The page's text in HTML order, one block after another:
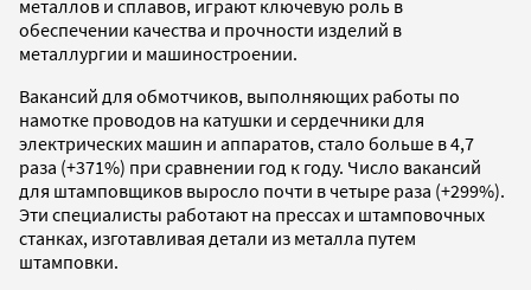
металлов и сплавов, играют ключевую роль в
обеспечении качества и прочности изделий в
металлургии и машиностроении.
Вакансий для обмотчиков, выполняющих работы по
намотке проводов на катушки и сердечники для
электрических машин и аппаратов, стало больше в 4,7
раза (+371%) при сравнении год к году. Число вакансий
для штамповщиков выросло почти в четыре раза (+299%).
Эти специалисты работают на прессах и штамповочных
станках, изготавливая детали из металла путем
штамповки.